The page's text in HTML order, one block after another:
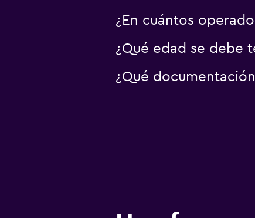
¿En cuántos
¿Qué edad se debe
¿Qué